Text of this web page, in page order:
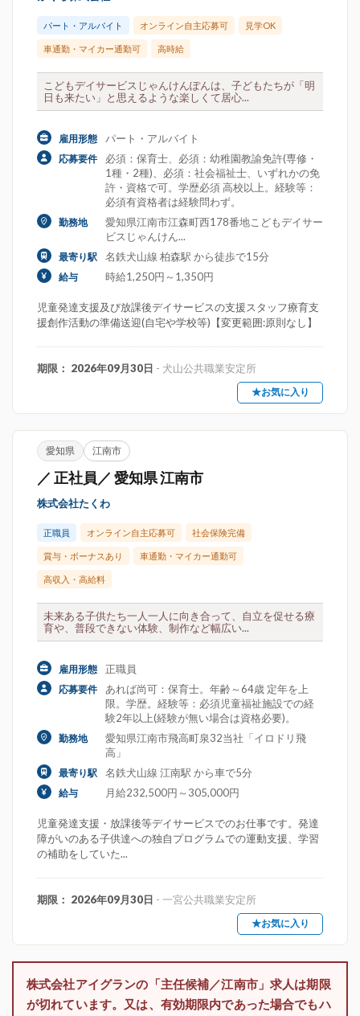
パート・アルバイト オンライン自主応募可 見学OK
車通勤・マイカー通勤可 高時給
こどもデイサービスじゃんけんぽんは、子どもたちが「明
日も来たい」と思えるような楽しくて居心...
雇用形態 パート・アルバイト
応募要件
必須：保育士、必須：幼稚園教諭免許(専修・
1種・2種)、必須：社会福祉士、いずれかの免
許・資格で可。学歴必須 高校以上。経験等：
必須有資格者は経験問わず。
勤務地
愛知県江南市江森町西178番地こどもデイサー
ビスじゃんけん...
最寄り駅 名鉄犬山線 柏森駅 から徒歩で15分
給与 時給1,250円～1,350円
児童発達支援及び放課後デイサービスの支援スタッフ療育支
援創作活動の準備送迎(自宅や学校等)【変更範囲:原則なし】
期限： 2026年09月30日 - 犬山公共職業安定所
★お気に入り
愛知県 江南市
／ 正社員／ 愛知県 江南市
株式会社たくわ
正職員 オンライン自主応募可 社会保険完備
賞与・ボーナスあり 車通勤・マイカー通勤可
高収入・高給料
未来ある子供たち一人一人に向き合って、自立を促せる療
育や、普段できない体験、制作など幅広い...
雇用形態 正職員
応募要件
あれば尚可：保育士。年齢～64歳 定年を上
限。学歴。経験等：必須児童福祉施設での経
験2年以上(経験が無い場合は資格必要)。
勤務地
愛知県江南市飛高町泉32当社「イロドリ飛
高」
最寄り駅 名鉄犬山線 江南駅 から車で5分
給与 月給232,500円～305,000円
児童発達支援・放課後等デイサービスでのお仕事です。発達
障がいのある子供達への独自プログラムでの運動支援、学習
の補助をしていた...
期限： 2026年09月30日 - 一宮公共職業安定所
★お気に入り
株式会社アイグランの「主任候補／江南市」求人は期限
が切れています。又は、有効期限内であった場合でもハ